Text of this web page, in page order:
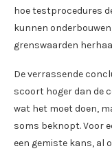
hoe testprocedures
kunnen
grenswaarden
De verrassende
scoort hoger dan de
wat het moet doen,
soms beknopt. Voor
een gemiste kans, al